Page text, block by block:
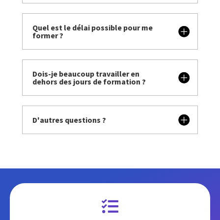
Quel est le délai possible pour me
former ?
Dois-je beaucoup travailler en
dehors des jours de formation ?
D'autres questions ?
